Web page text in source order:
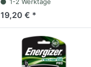
19,20 € *